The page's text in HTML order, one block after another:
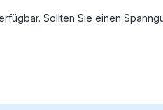
Sollten Sie einen